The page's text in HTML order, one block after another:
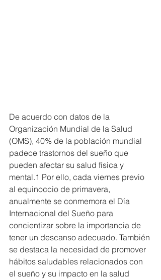
De acuerdo con datos de la
Organización Mundial de la Salud
(OMS), 40% de la población mundial
padece trastornos del sueño que
pueden afectar su salud física y
mental.1 Por ello, cada viernes previo
al equinoccio de primavera,
anualmente se conmemora el Día
Internacional del Sueño para
concientizar sobre la importancia de
tener un descanso adecuado. También
se destaca la necesidad de promover
hábitos saludables relacionados con
el sueño y su impacto en la salud